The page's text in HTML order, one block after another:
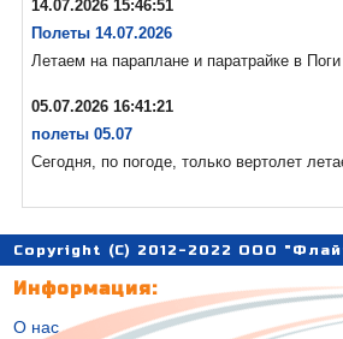
14.07.2026 15:46:51
Полеты 14.07.2026
Летаем на параплане и паратрайке в
05.07.2026 16:41:21
полеты 05.07
Сегодня, по погоде, только вертолет
Copyright (C) 2012-2022 ООО
Информация:
О нас